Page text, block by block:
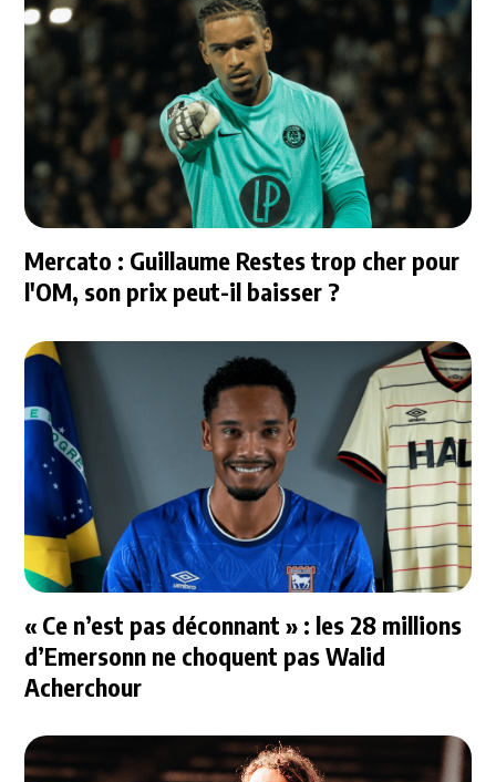
Mercato : Guillaume Restes trop cher pour
l'OM, son prix peut-il baisser ?
« Ce n’est pas déconnant » : les 28 millions
d’Emersonn ne choquent pas Walid
Acherchour